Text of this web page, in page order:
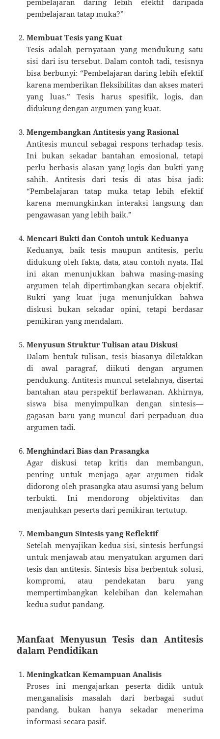
pembelajaran tatap muka?”
Membuat Tesis yang Kuat
Tesis adalah pernyataan yang mendukung satu
sisi dari isu tersebut. Dalam contoh tadi, tesisnya
bisa berbunyi: “Pembelajaran daring lebih efektif
karena memberikan fleksibilitas dan akses materi
yang luas.” Tesis harus spesifik, logis, dan
didukung dengan argumen yang kuat.
Mengembangkan Antitesis yang Rasional
Antitesis muncul sebagai respons terhadap tesis.
Ini bukan sekadar bantahan emosional, tetapi
perlu berbasis alasan yang logis dan bukti yang
sahih. Antitesis dari tesis di atas bisa jadi:
“Pembelajaran tatap muka tetap lebih efektif
karena memungkinkan interaksi langsung dan
pengawasan yang lebih baik.”
Mencari Bukti dan Contoh untuk Keduanya
Keduanya, baik tesis maupun antitesis, perlu
didukung oleh fakta, data, atau contoh nyata. Hal
ini akan menunjukkan bahwa masing-masing
argumen telah dipertimbangkan secara objektif.
Bukti yang kuat juga menunjukkan bahwa
diskusi bukan sekadar opini, tetapi berdasar
pemikiran yang mendalam.
Menyusun Struktur Tulisan atau Diskusi
Dalam bentuk tulisan, tesis biasanya diletakkan
di awal paragraf, diikuti dengan argumen
pendukung. Antitesis muncul setelahnya, disertai
bantahan atau perspektif berlawanan. Akhirnya,
siswa bisa menyimpulkan dengan sintesis—
gagasan baru yang muncul dari perpaduan dua
argumen tadi.
Menghindari Bias dan Prasangka
Agar diskusi tetap kritis dan membangun,
penting untuk menjaga agar argumen tidak
didorong oleh prasangka atau asumsi yang belum
terbukti. Ini mendorong objektivitas dan
menjauhkan peserta dari pemikiran tertutup.
Membangun Sintesis yang Reflektif
Setelah menyajikan kedua sisi, sintesis berfungsi
untuk menjawab atau menyatukan argumen dari
tesis dan antitesis. Sintesis bisa berbentuk solusi,
kompromi, atau pendekatan baru yang
mempertimbangkan kelebihan dan kelemahan
kedua sudut pandang.
Manfaat Menyusun Tesis dan Antitesis
dalam Pendidikan
Meningkatkan Kemampuan Analisis
Proses ini mengajarkan peserta didik untuk
menganalisis masalah dari berbagai sudut
pandang, bukan hanya sekadar menerima
informasi secara pasif.